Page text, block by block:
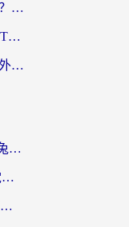
在海外玩原始征途很卡怎么办？一份给游子的终极指南
海外玩召唤与合成国服卡成PPT？这篇解决办法让你丝滑操作
在欧洲怎么打晶核？一份给海外游子的网络加速生存指南
海外党必看：ChickCN和迅猛兔好用吗？3招教你选对回国加速器
迅游和Fly2CN哪个好？海外党回国加速器真实测评与选择心法
云极VPN好用吗？和老王VPN对比哪个回国效果更好？海外党必看的真实体验指南